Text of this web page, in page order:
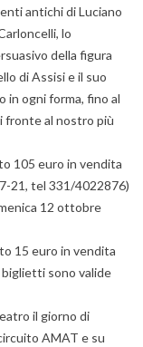
antichi di Luciano
lo
della figura
di Assisi e il suo
in ogni forma, fino al
fronte al nostro più
105 euro in vendita
21, tel 331/4022876)
12 ottobre
15 euro in vendita
sono valide
il giorno di
AMAT e su